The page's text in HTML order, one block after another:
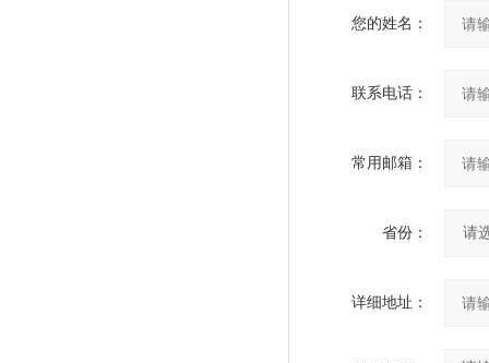
您的姓名：
联系电话：
常用邮箱：
省份：
详细地址：